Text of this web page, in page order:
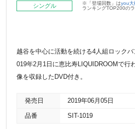
シングル ※「登場回数」はyou大
ランキングTOP200の
越谷を中心に活動を続ける4人組ロック
019年2月1日に恵比寿LIQUIDROOMで行
像を収録したDVD付き。
発売日 2019年06月05日
品番 SIT-1019